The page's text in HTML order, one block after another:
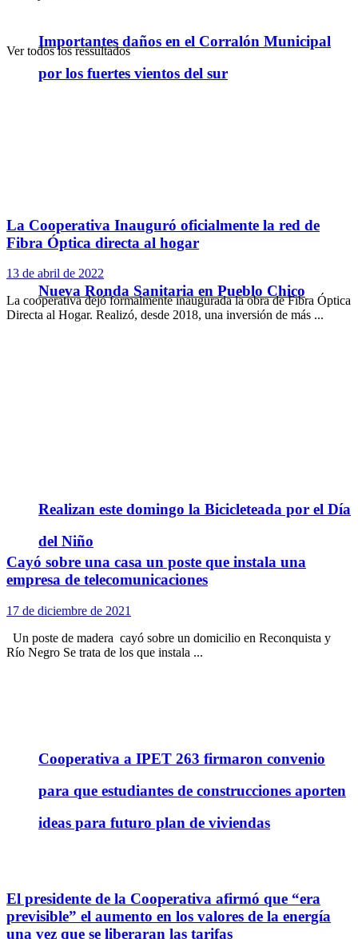
Importantes daños en el Corralón Municipal
por los fuertes vientos del sur
Nueva Ronda Sanitaria en Pueblo Chico
Realizan este domingo la Bicicleteada por el Día
del Niño
Cooperativa a IPET 263 firmaron convenio
para que estudiantes de construcciones aporten
ideas para futuro plan de viviendas
Ver todos los ressultados
La Cooperativa Inauguró oficialmente la red de
Fibra Óptica directa al hogar
13 de abril de 2022
La cooperativa dejó formalmente inaugurada la obra de Fibra Óptica
Directa al Hogar. Realizó, desde 2018, una inversión de más ...
Cayó sobre una casa un poste que instala una
empresa de telecomunicaciones
17 de diciembre de 2021
Un poste de madera cayó sobre un domicilio en Reconquista y
Río Negro Se trata de los que instala ...
El presidente de la Cooperativa afirmó que “era
previsible” el aumento en los valores de la energía
una vez que se liberaran las tarifas